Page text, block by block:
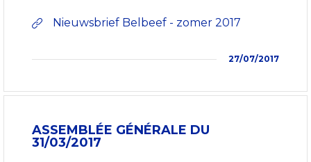
Nieuwsbrief Belbeef - zomer 2017
27/07/2017
ASSEMBLÉE GÉNÉRALE DU
31/03/2017